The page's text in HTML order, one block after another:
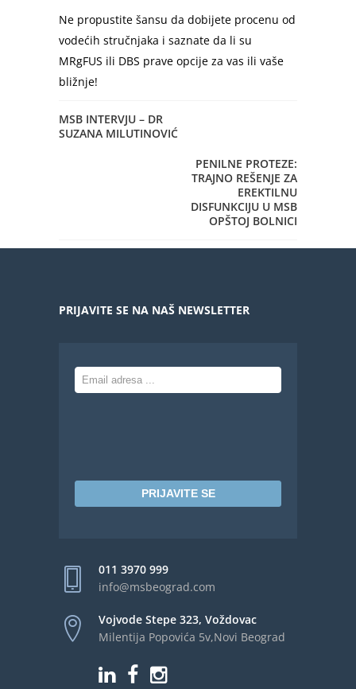
Ne propustite šansu da dobijete procenu od
vodećih stručnjaka i saznate da li su
MRgFUS ili DBS prave opcije za vas ili vaše
bližnje!
MSB INTERVJU – DR
SUZANA MILUTINOVIĆ
PENILNE PROTEZE:
TRAJNO REŠENJE ZA
EREKTILNU
DISFUNKCIJU U MSB
OPŠTOJ BOLNICI
PRIJAVITE SE NA NAŠ NEWSLETTER
PRIJAVITE SE
011 3970 999
info@msbeograd.com
Vojvode Stepe 323, Voždovac
Milentija Popovića 5v,Novi Beograd